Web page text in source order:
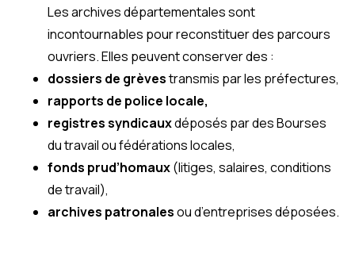
Les archives départementales sont
incontournables pour reconstituer des parcours
ouvriers. Elles peuvent conserver des :
dossiers de grèvestransmis par les préfectures,
rapports de police locale,
registres syndicauxdéposés par des Bourses
du travail ou fédérations locales,
fonds prud’homaux(litiges, salaires, conditions
de travail),
archives patronalesou d’entreprises déposées.